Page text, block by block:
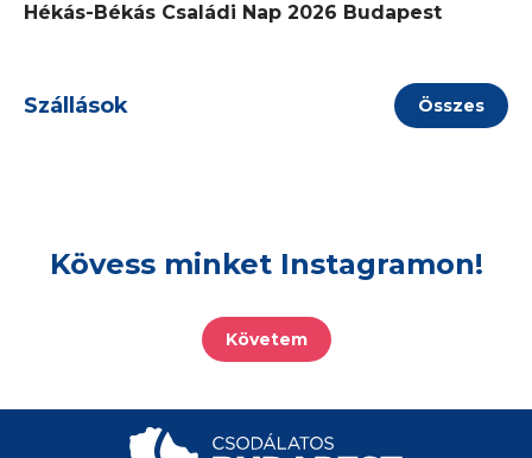
Hékás-Békás Családi Nap 2026 Budapest
Szállások Összes
Kövess minket Instagramon!
Követem